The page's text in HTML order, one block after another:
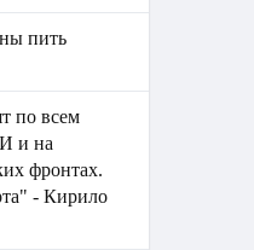
пить
по всем
и на
фронтах.
- Кирило